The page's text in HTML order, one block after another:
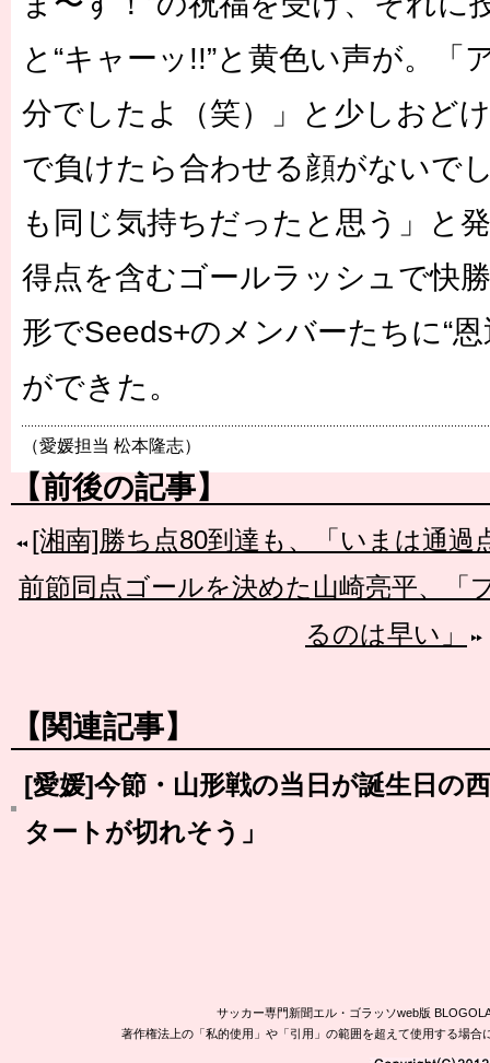
と“キャーッ!!”と黄色い声が。「
分でしたよ（笑）」と少しおど
で負けたら合わせる顔がないで
も同じ気持ちだったと思う」と
得点を含むゴールラッシュで快
形でSeeds+のメンバーたちに“
ができた。
（愛媛担当 松本隆志）
【前後の記事】
[湘南]勝ち点80到達も、「いまは通過
前節同点ゴールを決めた山崎亮平、「
るのは早い」
【関連記事】
[愛媛]今節・山形戦の当日が誕生日の
タートが切れそう」
サッカー専門新聞エル・ゴラッソweb版
著作権法上の「私的使用」や「引用」の範囲を超えて使用する場